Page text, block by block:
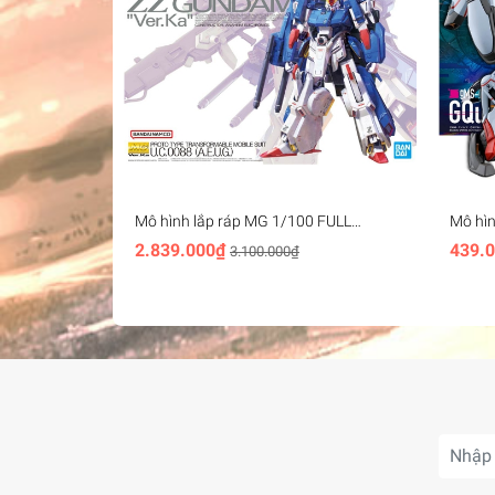
Mô hình lắp ráp MG 1/100 FULL
ARMOR ZZ GUNDAM Ver.Ka Bandai
2.839.000₫ 3.100.000₫
Mô
-